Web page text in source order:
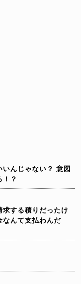
んじゃない？ 意図
？
する積りだったけ
なんて支払わんだ